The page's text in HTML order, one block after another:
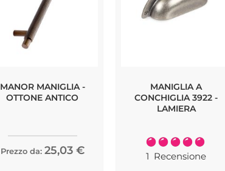
MANOR MANIGLIA -
OTTONE ANTICO
Prezzo da: 25,03 €
MANIGLIA A
CONCHIGLIA 3922 -
LAMIERA
Valutazione:
100%
1 Recensione